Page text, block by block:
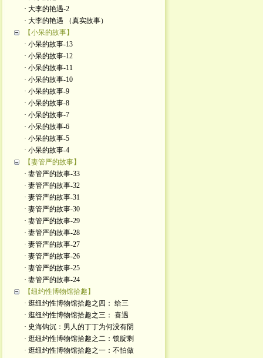
· 大李的艳遇-2
· 大李的艳遇 （真实故事）
【小呆的故事】
· 小呆的故事-13
· 小呆的故事-12
· 小呆的故事-11
· 小呆的故事-10
· 小呆的故事-9
· 小呆的故事-8
· 小呆的故事-7
· 小呆的故事-6
· 小呆的故事-5
· 小呆的故事-4
【妻管严的故事】
· 妻管严的故事-33
· 妻管严的故事-32
· 妻管严的故事-31
· 妻管严的故事-30
· 妻管严的故事-29
· 妻管严的故事-28
· 妻管严的故事-27
· 妻管严的故事-26
· 妻管严的故事-25
· 妻管严的故事-24
【纽约性博物馆拾趣】
· 逛纽约性博物馆拾趣之四： 给三
· 逛纽约性博物馆拾趣之三： 喜遇
· 史海钩沉：男人的丁丁为何没有阴
· 逛纽约性博物馆拾趣之二：锁腚剩
· 逛纽约性博物馆拾趣之一：不怕做